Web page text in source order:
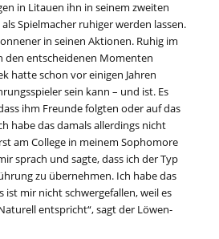
in Litauen ihn in seinem zweiten
Spielmacher ruhiger werden lassen.
in seinen Aktionen. Ruhig im
den entscheidenen Momenten
hatte schon vor einigen Jahren
sein kann – und ist. Es
ihm Freunde folgten oder auf das
habe das damals allerdings nicht
am College in meinem Sophomore
sprach und sagte, dass ich der Typ
zu übernehmen. Ich habe das
ist mir nicht schwergefallen, weil es
entspricht“, sagt der Löwen-